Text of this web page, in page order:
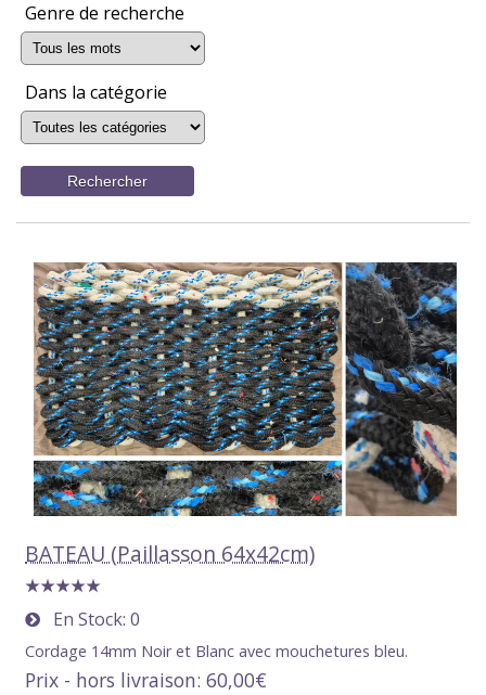
Genre de recherche
Dans la catégorie
BATEAU (Paillasson 64x42cm)
En Stock 0
Cordage 14mm Noir et Blanc avec mouchetures bleu.
Prix - hors livraison 60,00€